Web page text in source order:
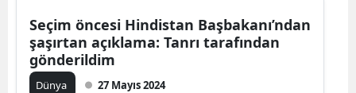
Seçim öncesi Hindistan Başbakanı’ndan
şaşırtan açıklama: Tanrı tarafından
gönderildim
Dünya 27 Mayıs 2024